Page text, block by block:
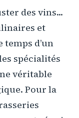
des vins...
et
d’un
spécialités
véritable
Pour la